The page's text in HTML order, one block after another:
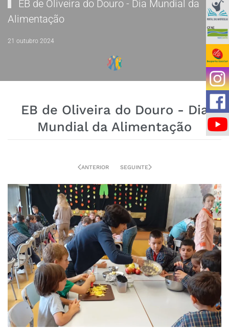
EB de Oliveira do Douro - Dia Mundial da
Alimentação
21 outubro 2024
EB de Oliveira do Douro - Dia
Mundial da Alimentação
ANTERIOR SEGUINTE